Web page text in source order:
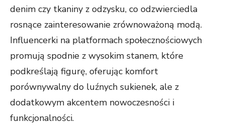
denim czy tkaniny z odzysku, co odzwierciedla
rosnące zainteresowanie zrównoważoną modą.
Influencerki na platformach społecznościowych
promują spodnie z wysokim stanem, które
podkreślają figurę, oferując komfort
porównywalny do luźnych sukienek, ale z
dodatkowym akcentem nowoczesności i
funkcjonalności.